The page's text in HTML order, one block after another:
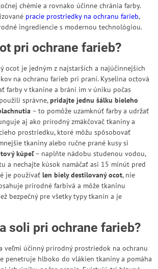
chémie a rovnako účinne chránia farby.
pracie prostriedky na ochranu farieb,
ingrediencie s modernou technológiou.
pri ochrane farieb?
ocot je jedným z najstarších a najúčinnejších
na ochranu farieb pri praní. Kyselina octová
farby v tkanine a bráni im v úniku počas
správne,pridajte jednu šálku bieleho
– to pomôže uzamknúť farby a udržať
aj ako prírodný zmäkčovač tkaniny a
prostriedku, ktoré môžu spôsobovať
tkaniny alebo ručne prané kusy si
kúpeľ– naplňte nádobu studenou vodou,
a nechajte kúsok namáčať asi 15 minút pred
je používať len biely destilovaný ocot, nie
prírodné farbivá a môže tkaninu
bezpečný pre všetky typy tkanín a je
soli pri ochrane farieb?
veľmi účinný prírodný prostriedok na ochranu
penetruje hlboko do vlákien tkaniny a pomáha